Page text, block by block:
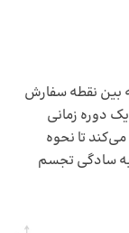
بین نقطه سفارش
دوره زمانی
تا نحوه
سادگی تجسم